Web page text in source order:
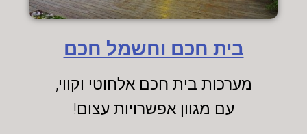
בית חכם וחשמל חכם
מערכות בית חכם אלחוטי וקווי,
עם מגוון אפשרויות עצום!